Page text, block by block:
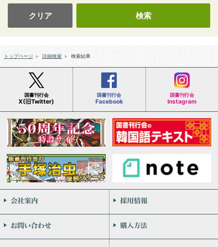
クリア
トップページ ＞ 詳細検索 ＞ 検索結果
国書刊行会
X(旧Twitter)
国書刊行会
Facebook
国書刊行会
Instagram
会社案内
お問い合わせ
個人情報保護方針